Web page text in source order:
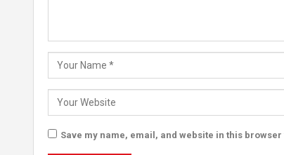
Save my name, email, and website in this